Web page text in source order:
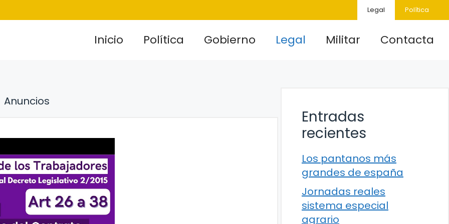
Legal Política
Inicio Política Gobierno Legal Militar Contacta
Anuncios
Entradas
recientes
Los pantanos más
grandes de españa
Jornadas reales
sistema especial
agrario